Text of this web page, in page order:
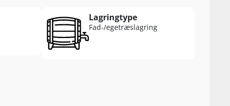
Lagringtype
Fad-/egetræslagring